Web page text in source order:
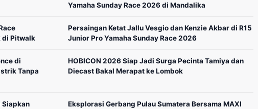
Yamaha Sunday Race 2026 di Mandalika
di Pitwalk
Persaingan Ketat Jallu Vesgio dan Kenzie Akbar di R15
Junior Pro Yamaha Sunday Race 2026
di
Tanpa
HOBICON 2026 Siap Jadi Surga Pecinta Tamiya dan
Diecast Bakal Merapat ke Lombok
Siapkan
Eksplorasi Gerbang Pulau Sumatera Bersama MAXI